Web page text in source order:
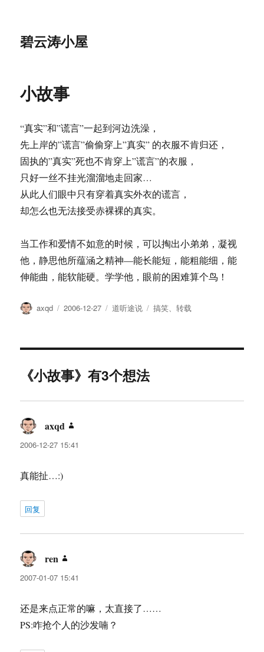
碧云涛小屋
小故事
“真实”和”谎言”一起到河边洗澡，
先上岸的”谎言”偷偷穿上”真实” 的衣服不肯归还，
固执的”真实”死也不肯穿上”谎言”的衣服，
只好一丝不挂光溜溜地走回家…
从此人们眼中只有穿着真实外衣的谎言，
却怎么也无法接受赤裸裸的真实。
当工作和爱情不如意的时候，可以掏出小弟弟，凝视
他，静思他所蕴涵之精神—能长能短，能粗能细，能
伸能曲，能软能硬。学学他，眼前的困难算个鸟！
作
axqd
发
2006-12-27
分
道听途说
标
搞笑、转载
《小故事》有3个想法
axqd
道：
2006-12-27 15:41
真能扯…:)
回复
ren
道：
2007-01-07 15:41
还是来点正常的嘛，太直接了……
PS:咋抢个人的沙发喃？